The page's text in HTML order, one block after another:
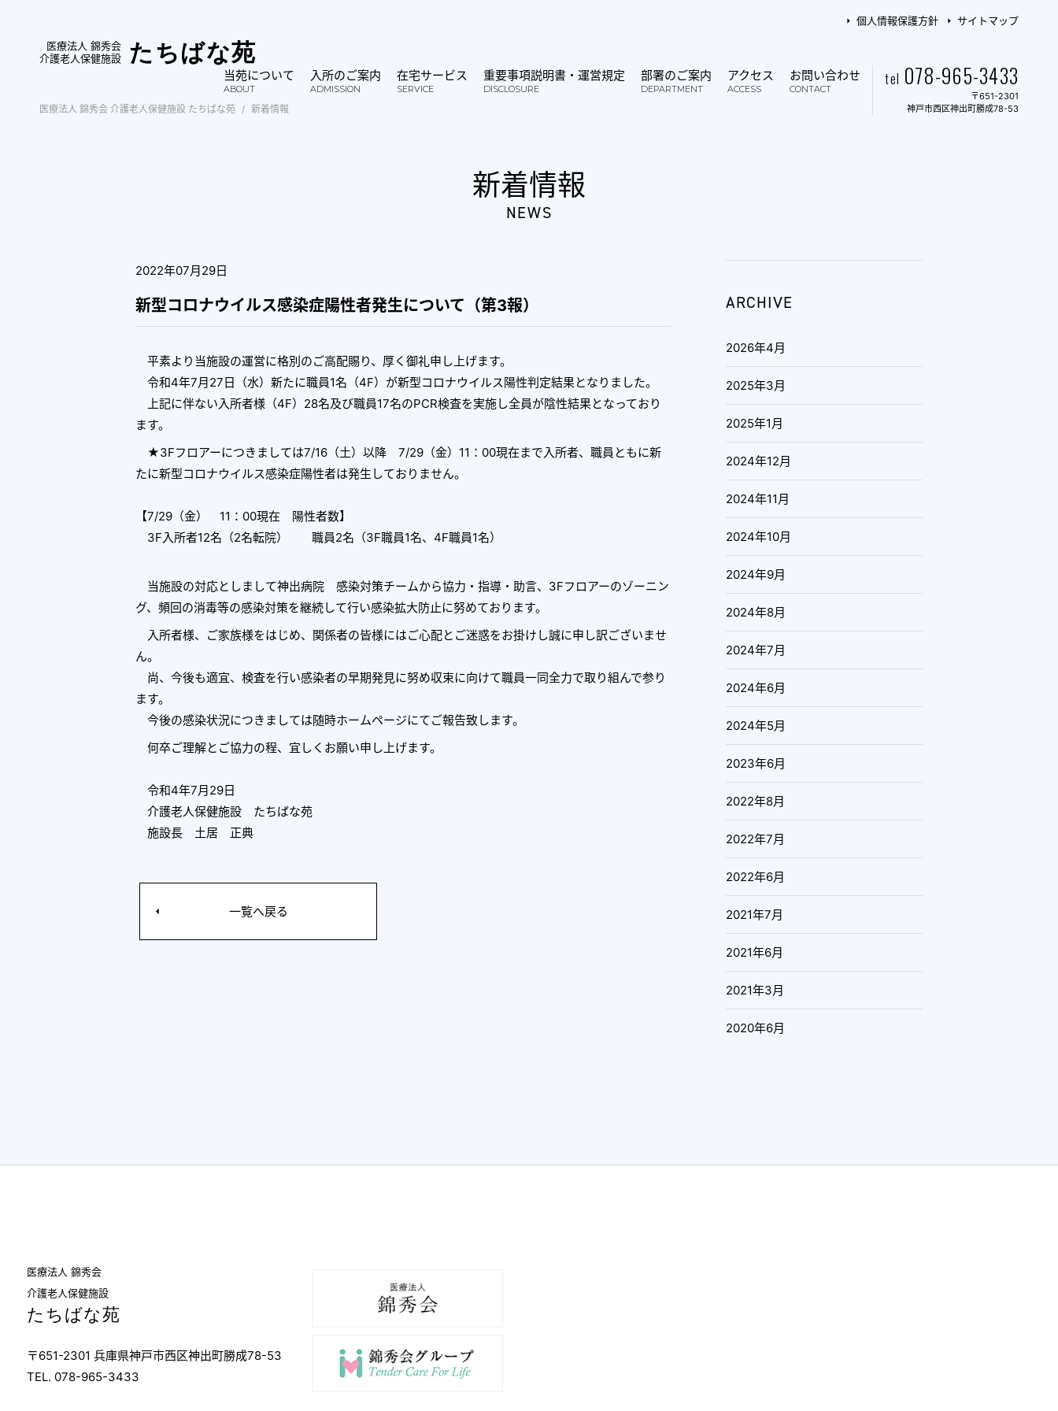
個人情報保護方針
サイトマップ
医療法人 錦秀会
介護老人保健施設
たちばな苑
当苑について
ABOUT
入所のご案内
ADMISSION
在宅サービス
SERVICE
重要事項説明書・運営規定
DISCLOSURE
部署のご案内
DEPARTMENT
アクセス
ACCESS
お問い合わせ
CONTACT
tel 078-965-3433
〒651-2301
神戸市西区神出町勝成78-53
医療法人 錦秀会 介護老人保健施設 たちばな苑 新着情報
新着情報
NEWS
2022年07月29日
新型コロナウイルス感染症陽性者発生について（第3報）
平素より当施設の運営に格別のご高配賜り、厚く御礼申し上げます。
令和4年7月27日（水）新たに職員1名（4F）が新型コロナウイルス陽性判定結果となりました。
上記に伴ない入所者様（4F）28名及び職員17名のPCR検査を実施し全員が陰性結果となっており
ます。
★3Fフロアーにつきましては7/16（土）以降 7/29（金）11：00現在まで入所者、職員ともに新
たに新型コロナウイルス感染症陽性者は発生しておりません。
【7/29（金） 11：00現在 陽性者数】
3F入所者12名（2名転院） 職員2名（3F職員1名、4F職員1名）
当施設の対応としまして神出病院 感染対策チームから協力・指導・助言、3Fフロアーのゾーニン
グ、頻回の消毒等の感染対策を継続して行い感染拡大防止に努めております。
入所者様、ご家族様をはじめ、関係者の皆様にはご心配とご迷惑をお掛けし誠に申し訳ございませ
ん。
尚、今後も適宜、検査を行い感染者の早期発見に努め収束に向けて職員一同全力で取り組んで参り
ます。
今後の感染状況につきましては随時ホームページにてご報告致します。
何卒ご理解とご協力の程、宜しくお願い申し上げます。
令和4年7月29日
介護老人保健施設 たちばな苑
施設長 土居 正典
一覧へ戻る
ARCHIVE
2026年4月
2025年3月
2025年1月
2024年12月
2024年11月
2024年10月
2024年9月
2024年8月
2024年7月
2024年6月
2024年5月
2023年6月
2022年8月
2022年7月
2022年6月
2021年7月
2021年6月
2021年3月
2020年6月
医療法人 錦秀会
介護老人保健施設
たちばな苑
〒651-2301 兵庫県神戸市西区神出町勝成78-53
TEL. 078-965-3433